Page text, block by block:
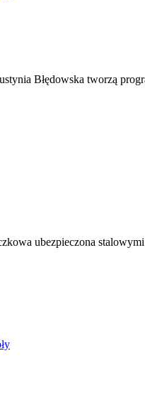
Błędowska tworzą
ubezpieczona